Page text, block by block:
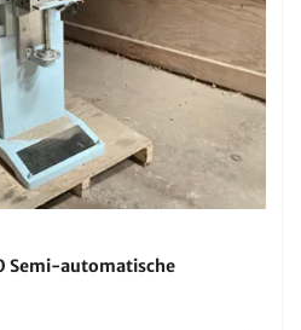
Semi-automatische